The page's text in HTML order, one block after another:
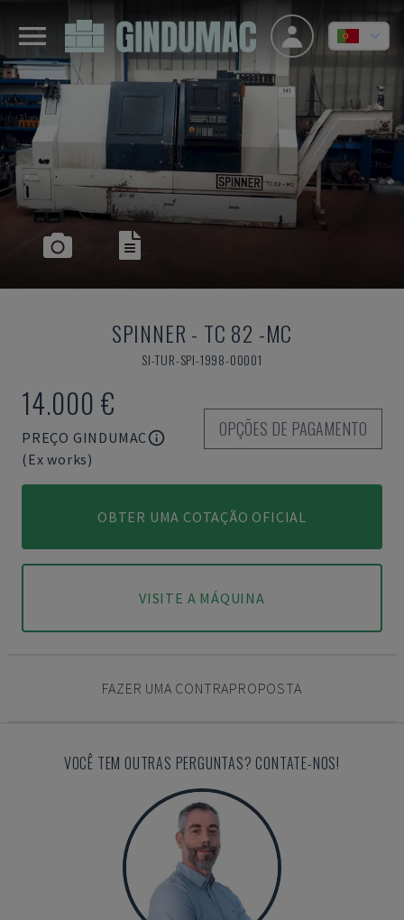
SPINNER - TC 82 -MC
SI-TUR-SPI-1998-00001
14.000 €
PREÇO GINDUMAC
(Ex works)
OPÇÕES DE PAGAMENTO
OBTER UMA COTAÇÃO OFICIAL
VISITE A MÁQUINA
FAZER UMA CONTRAPROPOSTA
VOCÊ TEM OUTRAS PERGUNTAS? CONTATE-NOS!